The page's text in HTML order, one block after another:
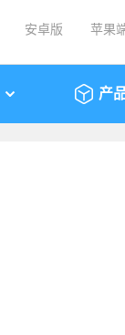
安卓版 苹果
产